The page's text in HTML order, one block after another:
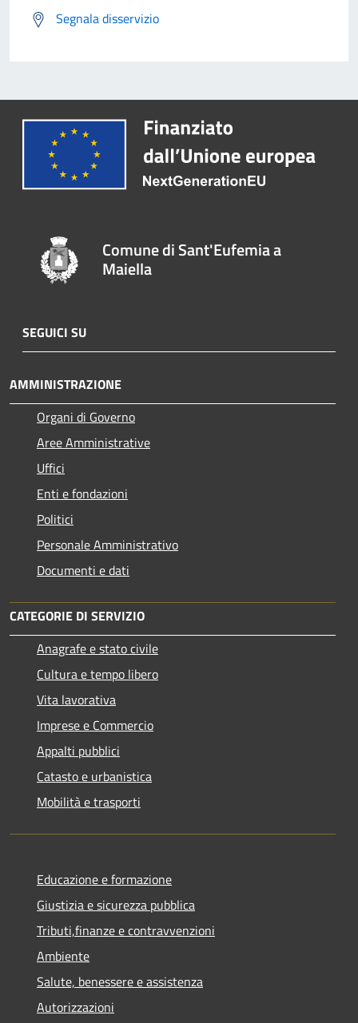
Segnala disservizio
Comune di Sant'Eufemia a
Maiella
SEGUICI SU
AMMINISTRAZIONE
Organi di Governo
Aree Amministrative
Uffici
Enti e fondazioni
Politici
Personale Amministrativo
Documenti e dati
CATEGORIE DI SERVIZIO
Anagrafe e stato civile
Cultura e tempo libero
Vita lavorativa
Imprese e Commercio
Appalti pubblici
Catasto e urbanistica
Mobilità e trasporti
Educazione e formazione
Giustizia e sicurezza pubblica
Tributi,finanze e contravvenzioni
Ambiente
Salute, benessere e assistenza
Autorizzazioni